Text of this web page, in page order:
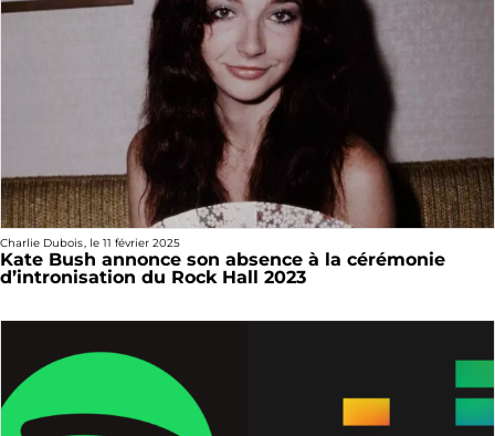
Charlie Dubois, le 11 février 2025
Kate Bush annonce son absence à la cérémonie
d’intronisation du Rock Hall 2023